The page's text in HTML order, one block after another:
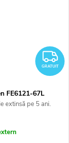
GRATUIT
FE6121-67L
extinsă pe 5 ani.
zile pentru
Vânzător